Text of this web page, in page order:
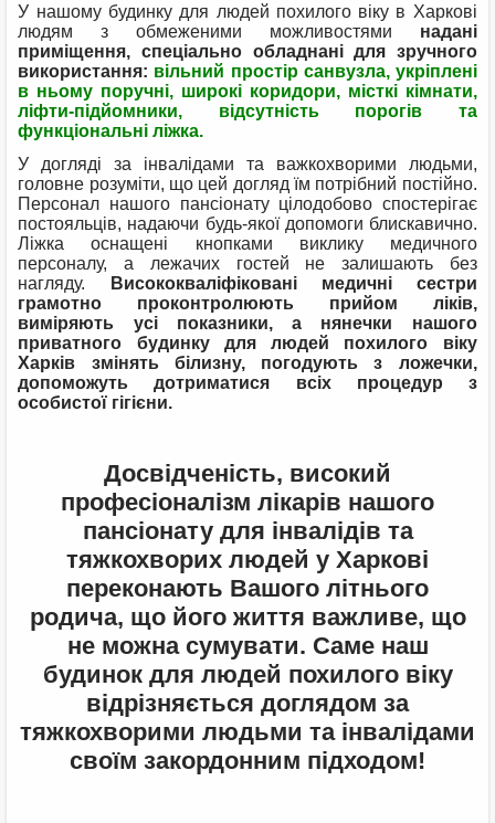
У нашому будинку для людей похилого віку в Харкові
людям з обмеженими можливостями надані
приміщення, спеціально обладнані для зручного
використання: вільний простір санвузла, укріплені
в ньому поручні, широкі коридори, місткі кімнати,
ліфти-підйомники, відсутність порогів та
функціональні ліжка.
У догляді за інвалідами та важкохворими людьми,
головне розуміти, що цей догляд їм потрібний постійно.
Персонал нашого пансіонату цілодобово спостерігає
постояльців, надаючи будь-якої допомоги блискавично.
Ліжка оснащені кнопками виклику медичного
персоналу, а лежачих гостей не залишають без
нагляду.
Висококваліфіковані медичні сестри
грамотно проконтролюють прийом ліків,
виміряють усі показники, а нянечки нашого
приватного будинку для людей похилого віку
Харків змінять білизну, погодують з ложечки,
допоможуть дотриматися всіх процедур з
особистої гігієни.
Досвідченість, високий
професіоналізм лікарів нашого
пансіонату для інвалідів та
тяжкохворих людей у ​​Харкові
переконають Вашого літнього
родича, що його життя важливе, що
не можна сумувати. Саме наш
будинок для людей похилого віку
відрізняється доглядом за
тяжкохворими людьми та інвалідами
своїм закордонним підходом!